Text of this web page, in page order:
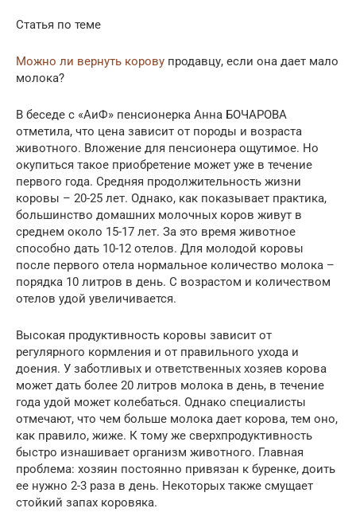
Статья по теме
Можно ли вернуть корову продавцу, если она дает мало
молока?
В беседе с «АиФ» пенсионерка Анна БОЧАРОВА
отметила, что цена зависит от породы и возраста
животного. Вложение для пенсионера ощутимое. Но
окупиться такое приобретение может уже в течение
первого года. Средняя продолжительность жизни
коровы – 20-25 лет. Однако, как показывает практика,
большинство домашних молочных коров живут в
среднем около 15-17 лет. За это время животное
способно дать 10-12 отелов. Для молодой коровы
после первого отела нормальное количество молока –
порядка 10 литров в день. С возрастом и количеством
отелов удой увеличивается.
Высокая продуктивность коровы зависит от
регулярного кормления и от правильного ухода и
доения. У заботливых и ответственных хозяев корова
может дать более 20 литров молока в день, в течение
года удой может колебаться. Однако специалисты
отмечают, что чем больше молока дает корова, тем оно,
как правило, жиже. К тому же сверхпродуктивность
быстро изнашивает организм животного. Главная
проблема: хозяин постоянно привязан к буренке, доить
ее нужно 2-3 раза в день. Некоторых также смущает
стойкий запах коровяка.